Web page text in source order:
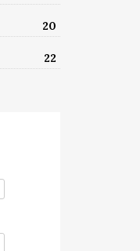
20
22